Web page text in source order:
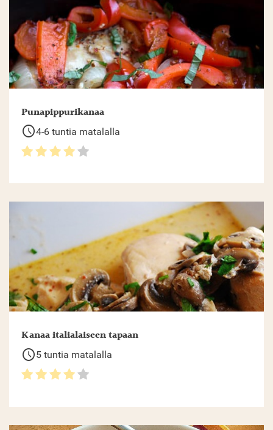
Punapippurikanaa
schedule4-6 tuntia matalalla
Kanaa italialaiseen tapaan
schedule5 tuntia matalalla